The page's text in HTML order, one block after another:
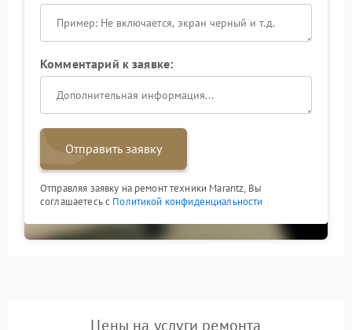
Комментарий к заявке:
Отправить заявку
Отправляя заявку на ремонт техники Marantz, Вы
соглашаетесь с Политикой конфиденциальности
Цены на услуги ремонта